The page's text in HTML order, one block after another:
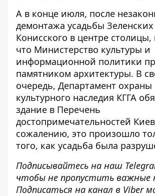
А в конце июля, после
демонтажа усадьбы Зеленских
Конисского в центре
что Министерство культуры и
информационной политики
памятником архитектуры. В
очередь, Департамент охраны
культурного наследия КГГА
здание в Перечень
достопримечательностей
сожалению, это произошло
того, как усадьба была
Подписывайтесь на наш
чтобы не пропустить важные
Подписаться на канал в Viber